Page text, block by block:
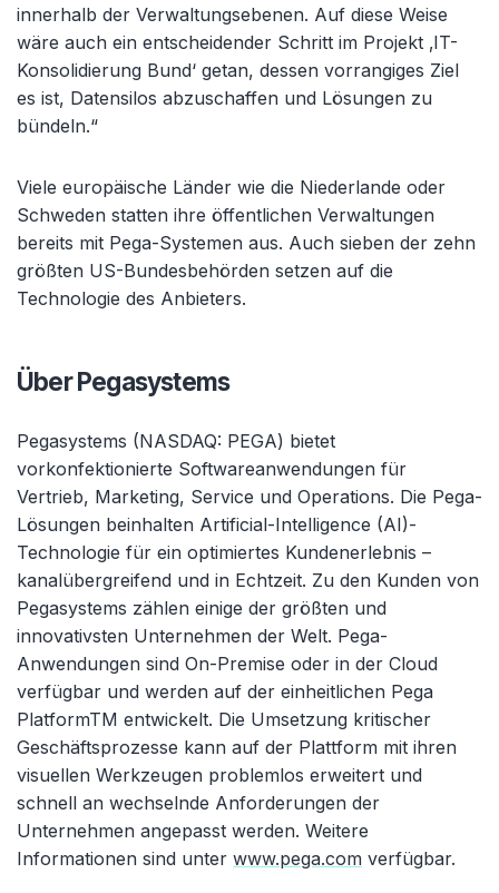
innerhalb der Verwaltungsebenen. Auf diese Weise
wäre auch ein entscheidender Schritt im Projekt ‚IT-
Konsolidierung Bund‘ getan, dessen vorrangiges Ziel
es ist, Datensilos abzuschaffen und Lösungen zu
bündeln.“
Viele europäische Länder wie die Niederlande oder
Schweden statten ihre öffentlichen Verwaltungen
bereits mit Pega-Systemen aus. Auch sieben der zehn
größten US-Bundesbehörden setzen auf die
Technologie des Anbieters.
Über Pegasystems
Pegasystems (NASDAQ: PEGA) bietet
vorkonfektionierte Softwareanwendungen für
Vertrieb, Marketing, Service und Operations. Die Pega-
Lösungen beinhalten Artificial-Intelligence (AI)-
Technologie für ein optimiertes Kundenerlebnis –
kanalübergreifend und in Echtzeit. Zu den Kunden von
Pegasystems zählen einige der größten und
innovativsten Unternehmen der Welt. Pega-
Anwendungen sind On-Premise oder in der Cloud
verfügbar und werden auf der einheitlichen Pega
PlatformTM entwickelt. Die Umsetzung kritischer
Geschäftsprozesse kann auf der Plattform mit ihren
visuellen Werkzeugen problemlos erweitert und
schnell an wechselnde Anforderungen der
Unternehmen angepasst werden. Weitere
Informationen sind unter www.pega.com verfügbar.